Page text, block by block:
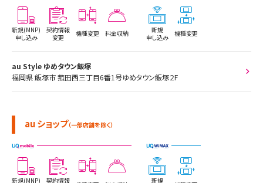
新規(MNP)
申し込み
契約情報
変更
機種変更 料金収納
新規
申し込み
機種変更
au Style ゆめタウン飯塚
福岡県 飯塚市 菰田西三丁目6番1号ゆめタウン飯塚２F
au ショップ（一部店舗を除く）
新規(MNP)
契約情報
新規